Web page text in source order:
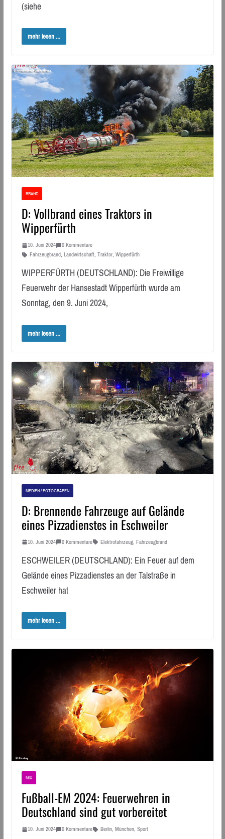
(siehe
mehr lesen ...
BRAND
D: Vollbrand eines Traktors in
Wipperfürth
10. Juni 2024
0 Kommentare
Fahrzeugbrand, Landwirtschaft, Traktor, Wipperfürth
WIPPERFÜRTH (DEUTSCHLAND): Die Freiwillige
Feuerwehr der Hansestadt Wipperfürth wurde am
Sonntag, den 9. Juni 2024,
mehr lesen ...
MEDIEN / FOTOGRAFEN
D: Brennende Fahrzeuge auf Gelände
eines Pizzadienstes in Eschweiler
10. Juni 2024 0 Kommentare Elektrofahrzeug, Fahrzeugbrand
ESCHWEILER (DEUTSCHLAND): Ein Feuer auf dem
Gelände eines Pizzadienstes an der Talstraße in
Eschweiler hat
mehr lesen ...
MIX
Fußball-EM 2024: Feuerwehren in
Deutschland sind gut vorbereitet
10. Juni 2024 0 Kommentare Berlin, München, Sport